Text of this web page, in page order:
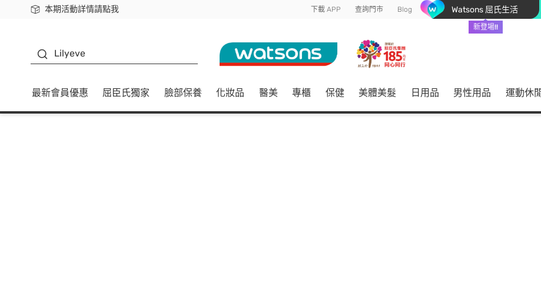
本期活動詳情請點我
下載app最高回饋$350 下載 APP 查詢門市 Blog Watsons 屈氏生活
新登場!!
Lilyeve
最新會員優惠 屈臣氏獨家 臉部保養 化妝品 醫美 專櫃 保健 美體美髮 日用品 男性用品 運動休